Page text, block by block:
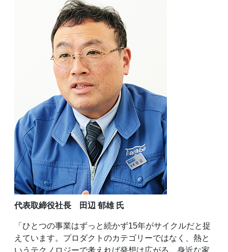
代表取締役社長 田辺 郁雄 氏
「ひとつの事業はずっと続かず15年がサイクルだと捉
えています。プロダクトのカテゴリーではなく、熱と